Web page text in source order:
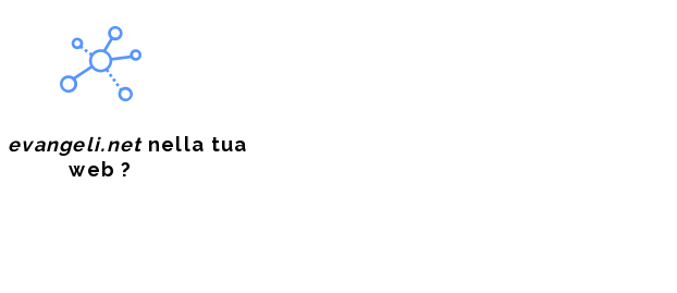
evangeli.netnella tua
web ?